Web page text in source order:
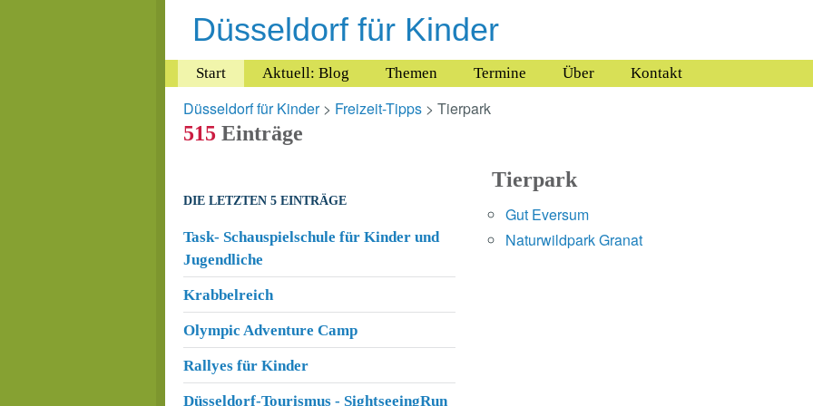
Düsseldorf für Kinder
Start Aktuell: Blog Themen Termine Über Kontakt
Düsseldorf für Kinder> Freizeit-Tipps > Tierpark
515 Einträge
Tierpark
Gut Eversum
Naturwildpark Granat
DIE LETZTEN 5 EINTRÄGE
Task- Schauspielschule für Kinder und
Jugendliche
Krabbelreich
Olympic Adventure Camp
Rallyes für Kinder
Düsseldorf-Tourismus - SightseeingRun